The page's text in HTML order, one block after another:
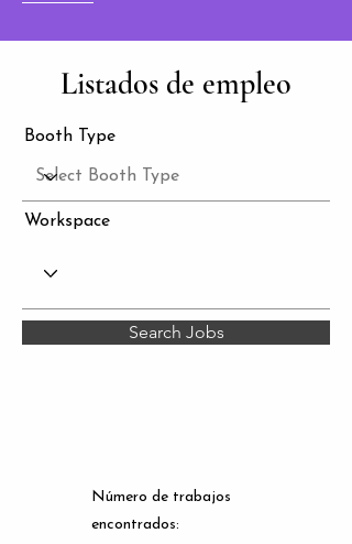
Listados de empleo
Booth Type
Workspace
Search Jobs
Número de trabajos
encontrados: